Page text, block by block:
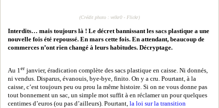
(Crédit photo : velkr0 - Flickr)
Interdits… mais toujours là ! Le décret bannissant les sacs plastique a une
nouvelle fois été repoussé. En mars cette fois. En attendant, beaucoup de
commerces n’ont rien changé à leurs habitudes. Décryptage.
Au 1er janvier, éradication complète des sacs plastique en caisse. Ni donnés,
ni vendus. Disparus, évanouis, bye-bye, finito. On y a cru. Pourtant, à la
caisse, c’est toujours peu ou prou la même histoire. Si on ne vous donne pas
tout bonnement un sac, un simple mot suffit à en réclamer un pour quelques
centimes d’euros (ou pas d’ailleurs). Pourtant, la loi sur la transition